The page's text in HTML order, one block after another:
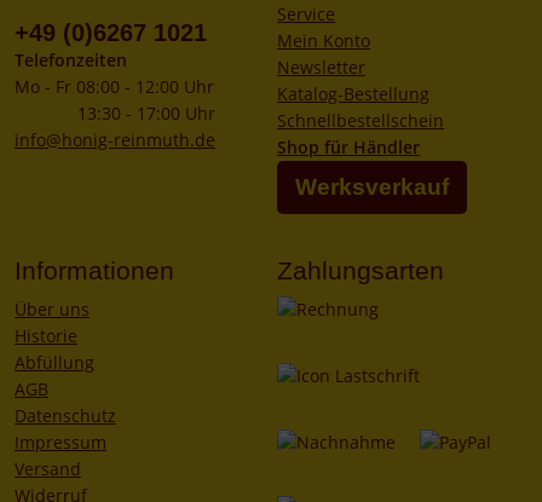
+49 (0)6267 1021
Telefonzeiten
Mo - Fr 08:00 - 12:00 Uhr
13:30 - 17:00 Uhr
info@honig-reinmuth.de
Service
Mein Konto
Newsletter
Katalog-Bestellung
Schnellbestellschein
Shop für Händler
Werksverkauf
Informationen
Über uns
Historie
Abfüllung
AGB
Datenschutz
Impressum
Versand
Widerruf
Zahlungsarten